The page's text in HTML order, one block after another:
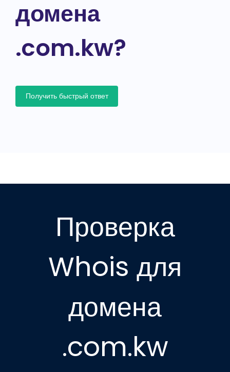
домена
.com.kw?
Получить быстрый ответ
Проверка
Whois для
домена
.com.kw